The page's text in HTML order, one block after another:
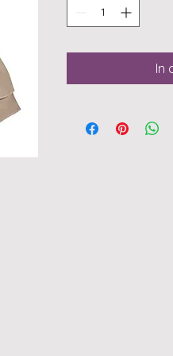
In